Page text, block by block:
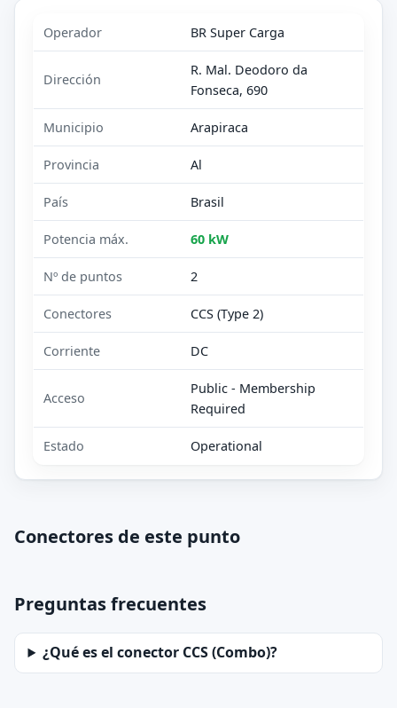
Operador BR Super Carga
Dirección
R. Mal. Deodoro da
Fonseca, 690
Municipio Arapiraca
Provincia Al
País Brasil
Potencia máx. 60 kW
Nº de puntos 2
Conectores CCS (Type 2)
Corriente DC
Acceso
Public - Membership
Required
Estado Operational
Conectores de este punto
Preguntas frecuentes
¿Qué es el conector CCS (Combo)?